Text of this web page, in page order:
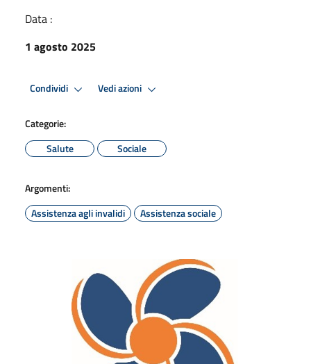
Data :
1 agosto 2025
Condividi Vedi azioni
Categorie:
Salute
Sociale
Argomenti:
Assistenza agli invalidi
Assistenza sociale